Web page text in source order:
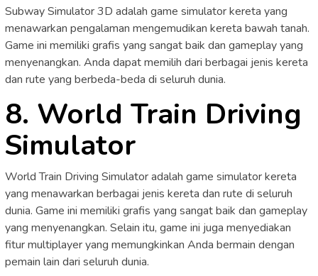
Subway Simulator 3D adalah game simulator kereta yang
menawarkan pengalaman mengemudikan kereta bawah tanah.
Game ini memiliki grafis yang sangat baik dan gameplay yang
menyenangkan. Anda dapat memilih dari berbagai jenis kereta
dan rute yang berbeda-beda di seluruh dunia.
8. World Train Driving
Simulator
World Train Driving Simulator adalah game simulator kereta
yang menawarkan berbagai jenis kereta dan rute di seluruh
dunia. Game ini memiliki grafis yang sangat baik dan gameplay
yang menyenangkan. Selain itu, game ini juga menyediakan
fitur multiplayer yang memungkinkan Anda bermain dengan
pemain lain dari seluruh dunia.